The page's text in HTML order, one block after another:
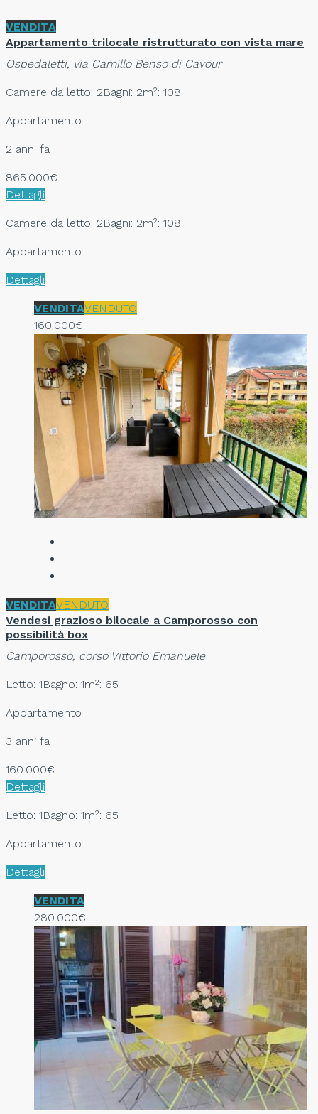
VENDITA
Appartamento trilocale ristrutturato con vista mare
Ospedaletti, via Camillo Benso di Cavour
Camere da letto: 2Bagni: 2m²: 108
Appartamento
2 anni fa
865.000€
Dettagli
Camere da letto: 2Bagni: 2m²: 108
Appartamento
Dettagli
VENDITAVENDUTO
160.000€
VENDITAVENDUTO
Vendesi grazioso bilocale a Camporosso con
possibilità box
Camporosso, corso Vittorio Emanuele
Letto: 1Bagno: 1m²: 65
Appartamento
3 anni fa
160.000€
Dettagli
Letto: 1Bagno: 1m²: 65
Appartamento
Dettagli
VENDITA
280.000€